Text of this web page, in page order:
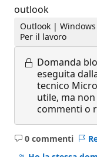
outlook
Outlook |
Per il lavoro
Domanda
eseguita
tecnico
utile, ma
commenti o
0 commenti
Nessun